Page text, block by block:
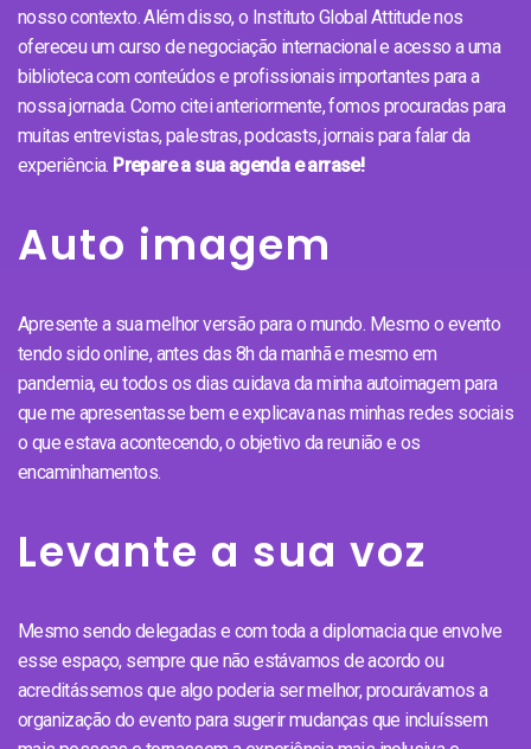
nosso contexto. Além disso, o Instituto Global Attitude nos
ofereceu um curso de negociação internacional e acesso a uma
biblioteca com conteúdos e profissionais importantes para a
nossa jornada. Como citei anteriormente, fomos procuradas para
muitas entrevistas, palestras, podcasts, jornais para falar da
experiência. Prepare a sua agenda e arrase!
Auto imagem
Apresente a sua melhor versão para o mundo. Mesmo o evento
tendo sido online, antes das 8h da manhã e mesmo em
pandemia, eu todos os dias cuidava da minha autoimagem para
que me apresentasse bem e explicava nas minhas redes sociais
o que estava acontecendo, o objetivo da reunião e os
encaminhamentos.
Levante a sua voz
Mesmo sendo delegadas e com toda a diplomacia que envolve
esse espaço, sempre que não estávamos de acordo ou
acreditássemos que algo poderia ser melhor, procurávamos a
organização do evento para sugerir mudanças que incluíssem